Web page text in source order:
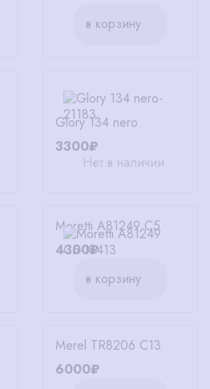
в корзину
Glory 134 nero
3300₽
Нет в наличии
Moretti A81249 C5
4300₽
в корзину
Merel TR8206 C13
6000₽